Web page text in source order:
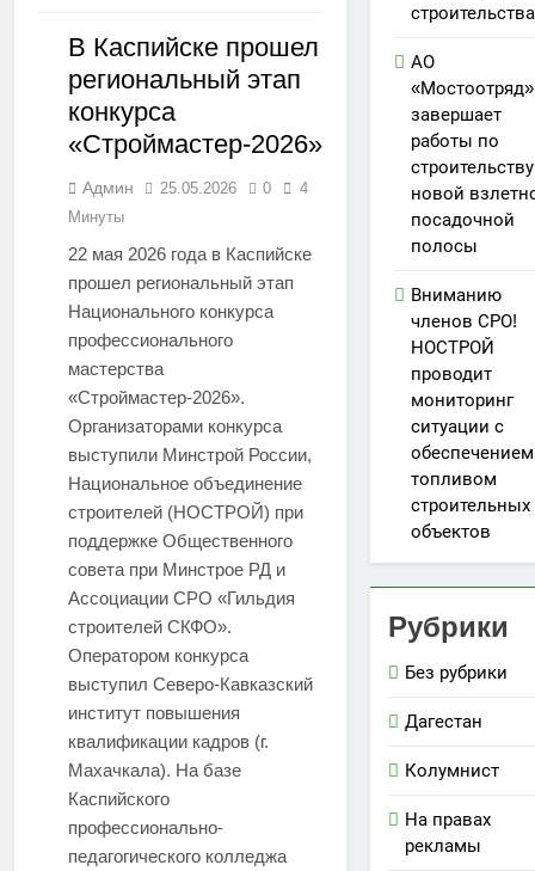
ЭКОНОМИКА
В Каспийске прошел
региональный этап
конкурса
«Строймастер-2026»
Админ 25.05.2026 0
4
Минуты
22 мая 2026 года в Каспийске
прошел региональный этап
Национального конкурса
профессионального
мастерства
«Строймастер-2026».
Организаторами конкурса
выступили Минстрой России,
Национальное объединение
строителей (НОСТРОЙ) при
поддержке Общественного
совета при Минстрое РД и
Ассоциации СРО «Гильдия
строителей СКФО».
Оператором конкурса
выступил Северо-Кавказский
институт повышения
квалификации кадров (г.
Махачкала). На базе
Каспийского
профессионально-
педагогического колледжа
строительства
АО
«Мостоотряд»
завершает
работы по
строительству
новой
посадочной
полосы
Вниманию
членов СРО!
НОСТРОЙ
проводит
мониторинг
ситуации с
обеспечением
топливом
строительных
объектов
Рубрики
Без рубрики
Дагестан
Колумнист
На правах
рекламы